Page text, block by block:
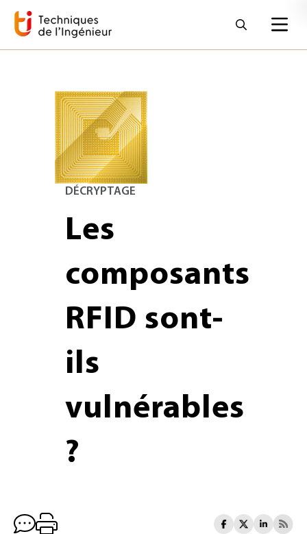
DÉCRYPTAGE
Les
composants
RFID sont-
ils
vulnérables
?